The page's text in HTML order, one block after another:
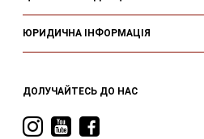
ЮРИДИЧНА ІНФОРМАЦІЯ
ДОЛУЧАЙТЕСЬ ДО НАС
VisitVisitVisit